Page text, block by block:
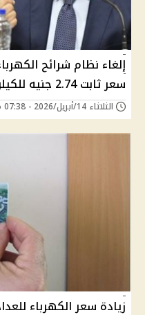
إلغاء نظام شرائح
سعر ثابت 2.74 جنيه للكيلووات رسميًا
الثلاثاء 14/أبريل/2026 - 07:38 م